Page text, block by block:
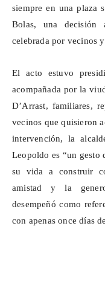
siempre en una plaza
Bolas, una decisión
celebrada por vecinos
El acto estuvo
acompañada por la
D’Arrast, familiares,
vecinos que quisieron
intervención, la
Leopoldo es “un gesto
su vida a construir
amistad y la
desempeñó como
con apenas once días